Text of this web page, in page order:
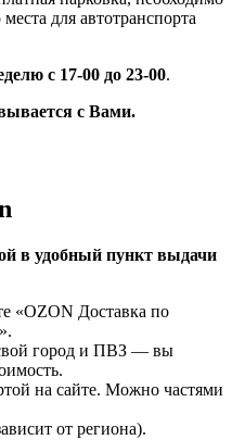
для автотранспорта
с 17-00 до 23-00.
с Вами.
в удобный пункт выдачи
«OZON Доставка по
город и ПВЗ — вы
на сайте. Можно частями
от региона).